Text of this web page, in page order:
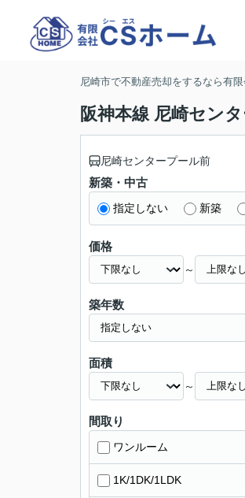
尼崎市で不動産売却をするなら有
阪神本線 尼崎セン
尼崎センタープール前
新築・中古
指定しない 新築
価格
～
築年数
面積
～
間取り
ワンルーム
1K/1DK/1LDK